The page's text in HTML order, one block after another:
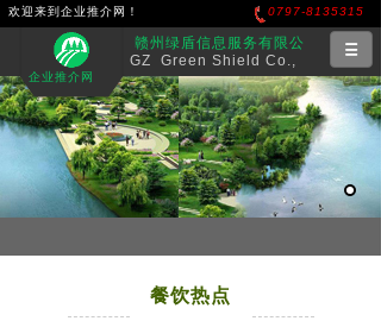
0797-8135315
欢迎来到企业推介网！
赣州绿盾信息服务有限公
司
GZ Green Shield Co.,
Ltd.
企业推介网
餐饮热点